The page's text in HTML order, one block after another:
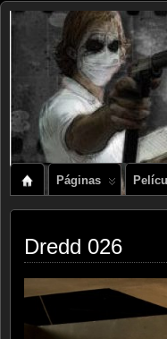
Páginas
Dredd 026